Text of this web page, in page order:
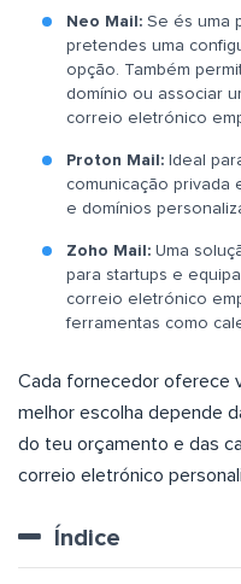
Neo Mail: Se és uma
pretendes uma
opção. Também
domínio ou associar
correio eletrónico
Proton Mail: Ideal
comunicação privada
e domínios
Zoho Mail: Uma
para startups e
correio eletrónico
ferramentas como
Cada fornecedor oferece
melhor escolha depende
do teu orçamento e das
correio eletrónico
Índice